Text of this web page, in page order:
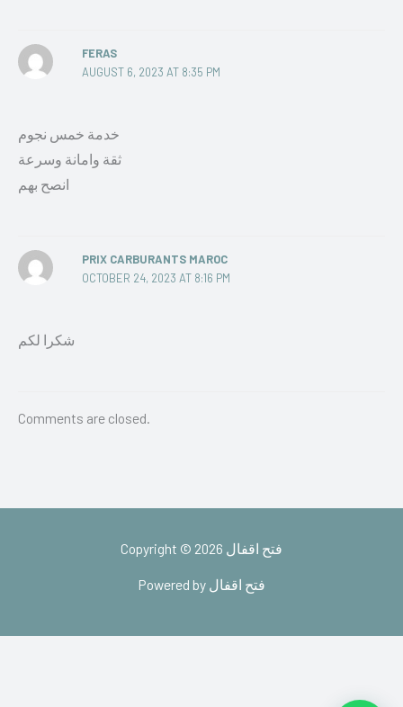
FERAS
AUGUST 6, 2023 AT 8:35 PM
خدمة خمس نجوم
ثقة وامانة وسرعة
انصح بهم
PRIX CARBURANTS MAROC
OCTOBER 24, 2023 AT 8:16 PM
شكرا لكم
Comments are closed.
Copyright © 2026 فتح اقفال
Powered by فتح اقفال